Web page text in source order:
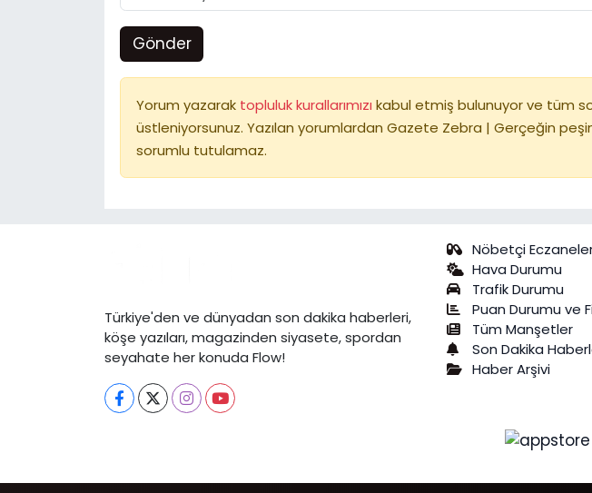
Gönder
Yorum yazarak topluluk kurallarımızı kabul etmiş bulunuyor ve tüm
üstleniyorsunuz. Yazılan yorumlardan Gazete Zebra | Gerçeğin
sorumlu tutulamaz.
Türkiye'den ve dünyadan son dakika haberleri,
köşe yazıları, magazinden siyasete, spordan
seyahate her konuda Flow!
Nöbetçi
Hava Durumu
Trafik Durumu
Puan Durumu ve
Tüm Manşetler
Son Dakika
Haber Arşivi